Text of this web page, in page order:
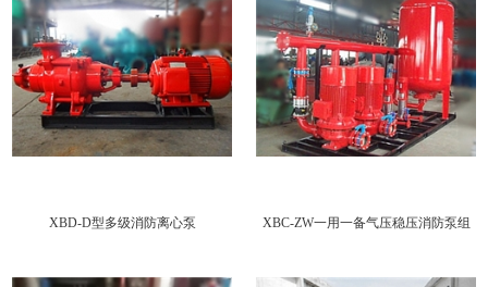
XBD-D型多级消防离心泵 XBC-ZW一用一备气压稳压消防泵组